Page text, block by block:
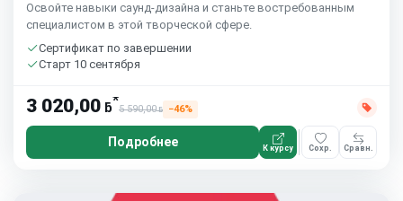
Освойте навыки саунд-дизайна и станьте востребованным
специалистом в этой творческой сфере.
Сертификат по завершении
Старт 10 сентября
3 020,00 ƃ*
5 590,00ƃ −46%
Подробнее К курсу Сохр. Сравн.